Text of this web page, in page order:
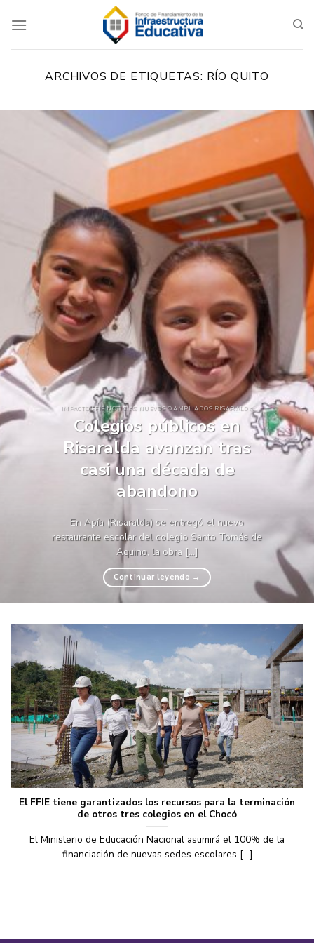
ARCHIVOS DE ETIQUETAS: RÍO QUITO
IMPACTO FFIE NOTICIAS NUEVOS O AMPLIADOS RISARALDA
Colegios públicos en
Risaralda avanzan tras
casi una década de
abandono
En Apía (Risaralda) se entregó el nuevo
restaurante escolar del colegio Santo Tomás de
Aquino, la obra [...]
Continuar leyendo →
El FFIE tiene garantizados los recursos para la terminación
de otros tres colegios en el Chocó
El Ministerio de Educación Nacional asumirá el 100% de la
financiación de nuevas sedes escolares [...]